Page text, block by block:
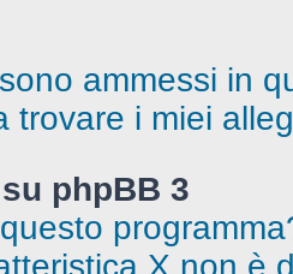
ammessi in
trovare i miei
phpBB 3
X non è